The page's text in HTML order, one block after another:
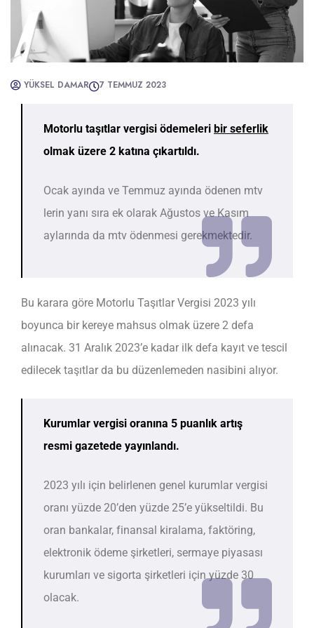
YÜKSEL DAMAR 7 TEMMUZ 2023
Motorlu taşıtlar vergisi ödemeleri bir seferlik
olmak üzere 2 katına çıkartıldı.
Ocak ayında ve Temmuz ayında ödenen mtv
lerin yanı sıra ek olarak Ağustos ve Kasım
aylarında da mtv ödenmesi gerekmektedir.
Bu karara göre Motorlu Taşıtlar Vergisi 2023 yılı
boyunca bir kereye mahsus olmak üzere 2 defa
alınacak. 31 Aralık 2023’e kadar ilk defa kayıt ve tescil
edilecek taşıtlar da bu düzenlemeden nasibini alıyor.
Kurumlar vergisi oranına 5 puanlık artış
resmi gazetede yayınlandı.
2023 yılı için belirlenen genel kurumlar vergisi
oranı yüzde 20’den yüzde 25’e yükseltildi. Bu
oran bankalar, finansal kiralama, faktöring,
elektronik ödeme şirketleri, sermaye piyasası
kurumları ve sigorta şirketleri için yüzde 30
olacak.